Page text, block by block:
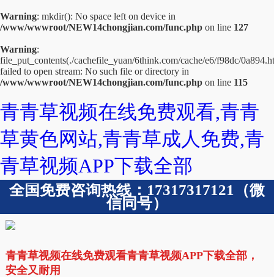
Warning: mkdir(): No space left on device in
/www/wwwroot/NEW14chongjian.com/func.php on line 127
Warning:
file_put_contents(./cachefile_yuan/6think.com/cache/e6/f98dc/
failed to open stream: No such file or directory in
/www/wwwroot/NEW14chongjian.com/func.php on line 115
青青草视频在线免费观看,青青
草黄色网站,青青草成人免费,青
青草视频APP下载全部
全国免费咨询热线：17317317121（微
信同号）
青青草视频在线免费观看青青草视频APP下载全部，
安全又耐用